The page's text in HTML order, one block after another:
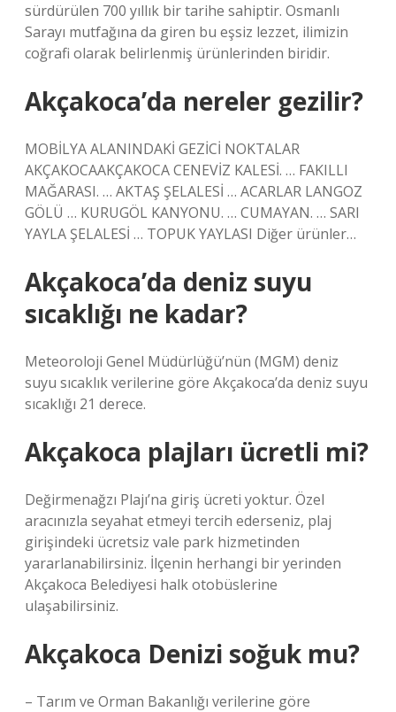
sürdürülen 700 yıllık bir tarihe sahiptir. Osmanlı
Sarayı mutfağına da giren bu eşsiz lezzet, ilimizin
coğrafi olarak belirlenmiş ürünlerinden biridir.
Akçakoca’da nereler gezilir?
MOBİLYA ALANINDAKİ GEZİCİ NOKTALAR
AKÇAKOCAAKÇAKOCA CENEVİZ KALESİ. … FAKILLI
MAĞARASI. … AKTAŞ ŞELALESİ … ACARLAR LANGOZ
GÖLÜ … KURUGÖL KANYONU. … CUMAYAN. … SARI
YAYLA ŞELALESİ … TOPUK YAYLASI Diğer ürünler…
Akçakoca’da deniz suyu
sıcaklığı ne kadar?
Meteoroloji Genel Müdürlüğü’nün (MGM) deniz
suyu sıcaklık verilerine göre Akçakoca’da deniz suyu
sıcaklığı 21 derece.
Akçakoca plajları ücretli mi?
Değirmenağzı Plajı’na giriş ücreti yoktur. Özel
aracınızla seyahat etmeyi tercih ederseniz, plaj
girişindeki ücretsiz vale park hizmetinden
yararlanabilirsiniz. İlçenin herhangi bir yerinden
Akçakoca Belediyesi halk otobüslerine
ulaşabilirsiniz.
Akçakoca Denizi soğuk mu?
– Tarım ve Orman Bakanlığı verilerine göre